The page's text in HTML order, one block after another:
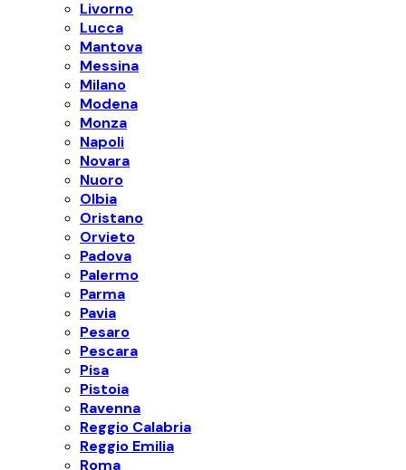
Livorno
Lucca
Mantova
Messina
Milano
Modena
Monza
Napoli
Novara
Nuoro
Olbia
Oristano
Orvieto
Padova
Palermo
Parma
Pavia
Pesaro
Pescara
Pisa
Pistoia
Ravenna
Reggio Calabria
Reggio Emilia
Roma